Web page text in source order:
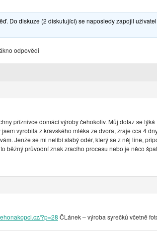
Do diskuze (2 diskutující) se naposledy zapojil
odpovědi
příznivce domácí výroby čehokoliv. Můj dotaz se týká
jsem vyrobila z kravského mléka ze dvora, zraje cca 4
Jenže se mi nelíbí slabý odér, který se z něj line,
běžný průvodní znak zracího procesu nebo je něco
?p=28 ČLánek – výroba syrečků včetně